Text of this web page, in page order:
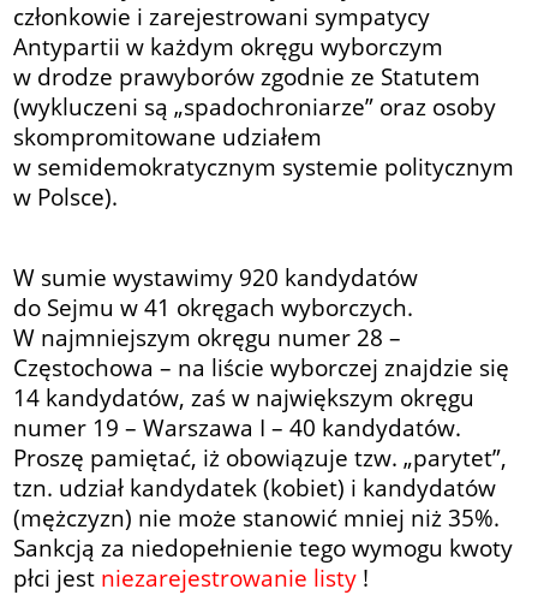
członkowie i zarejestrowani sympatycy
Antypartii w każdym okręgu wyborczym
w drodze prawyborów zgodnie ze Statutem
(wykluczeni są „spadochroniarze” oraz osoby
skompromitowane udziałem
w semidemokratycznym systemie politycznym
w Polsce).
W sumie wystawimy 920 kandydatów
do Sejmu w 41 okręgach wyborczych.
W najmniejszym okręgu numer 28 –
Częstochowa – na liście wyborczej znajdzie się
14 kandydatów, zaś w największym okręgu
numer 19 – Warszawa I – 40 kandydatów.
Proszę pamiętać, iż obowiązuje tzw. „parytet”,
tzn. udział kandydatek (kobiet) i kandydatów
(mężczyzn) nie może stanowić mniej niż 35%.
Sankcją za niedopełnienie tego wymogu kwoty
płci jest niezarejestrowanie listy !